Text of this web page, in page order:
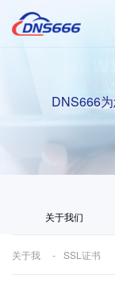
DNS666
关于我们
关于我 SSL证书